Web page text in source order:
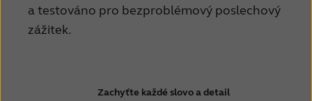
a testováno pro bezproblémový poslechový
zážitek.
Zachyťte každé slovo a detail